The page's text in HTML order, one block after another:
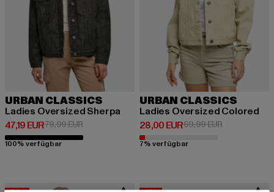
URBAN CLASSICS
Ladies Oversized Sherpa
47,19 EUR
Derzeitiger Preis: 47,19 EUR
79,99 EURAktionspreis: 79,99 EUR
100% verfügbar
URBAN CLASSICS
Ladies Oversized Colored
28,00 EUR
Derzeitiger Preis: 28,00 EUR
69,99 EURAktionspreis:
7% verfügbar